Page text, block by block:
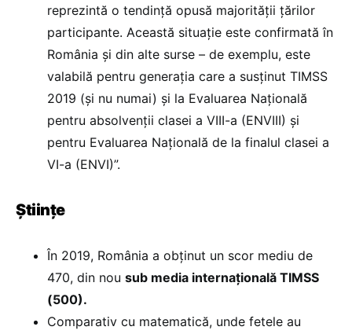
reprezintă o tendință opusă majorității țărilor
participante. Această situație este confirmată în
România și din alte surse – de exemplu, este
valabilă pentru generația care a susținut TIMSS
2019 (și nu numai) și la Evaluarea Națională
pentru absolvenții clasei a VIII-a (ENVIII) și
pentru Evaluarea Națională de la finalul clasei a
VI-a (ENVI)”.
Științe
În 2019, România a obținut un scor mediu de
470, din nou sub media internațională TIMSS
(500).
Comparativ cu matematică, unde fetele au